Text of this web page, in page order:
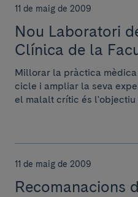
11 de maig de 2009
Nou Laboratori
Clínica de la
Millorar la pràctica
cicle i ampliar la seva
el malalt crític és l'objectiu
11 de maig de 2009
Recomanacions